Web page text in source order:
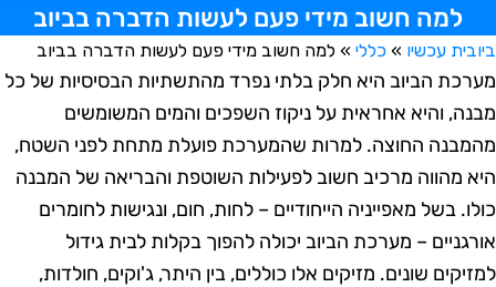
למה חשוב מידי פעם לעשות הדברה בביוב
עכשיו»כללי»למה חשוב מידי פעם לעשות הדברה בביוב
הביוב היא חלק בלתי נפרד מהתשתיות הבסיסיות של כל
והיא אחראית על ניקוז השפכים והמים המשומשים
החוצה. למרות שהמערכת פועלת מתחת לפני השטח,
מהווה מרכיב חשוב לפעילות השוטפת והבריאה של המבנה
בשל מאפייניה הייחודיים – לחות, חום, ונגישות לחומרים
– מערכת הביוב יכולה להפוך בקלות לבית גידול
שונים. מזיקים אלו כוללים, בין היתר, ג'וקים, חולדות,